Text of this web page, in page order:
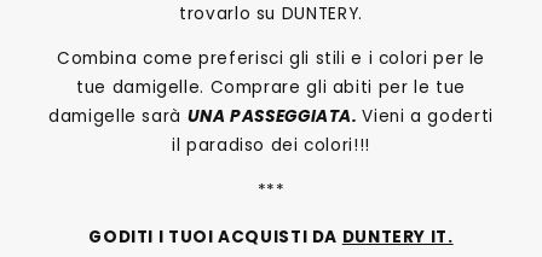
trovarlo su DUNTERY.
Combina come preferisci gli stili e i colori per le
tue damigelle. Comprare gli abiti per le tue
damigelle sarà UNA PASSEGGIATA.Vieni a goderti
il paradiso dei colori!!!
***
GODITI I TUOI ACQUISTI DA DUNTERY IT.